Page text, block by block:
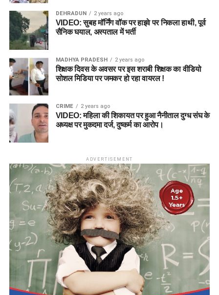
DEHRADUN 2 years ago
VIDEO: सुबह मॉर्निंग वॉक पर हाइवे पर निकला हाथी, पूर्व
सैनिक घयाल, अस्पताल में भर्ती
MADHYA PRADESH 2 years ago
शिक्षक दिवस के अवसर पर इस शराबी शिक्षक का वीडियो
सोशल मिडिया पर जमकर हो रहा वायरल !
CRIME 2 years ago
VIDEO: महिला की शिकायत पर हुआ नैनीताल दुग्ध संघ के
अध्यक्ष पर मुकदमा दर्ज, दुष्कर्म का आरोप।
ADVERTISEMENT